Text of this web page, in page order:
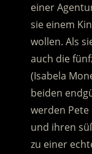
einer
sie einem
wollen. Als
auch die
(Isabela
beiden
werden Pete
und ihren
zu einer